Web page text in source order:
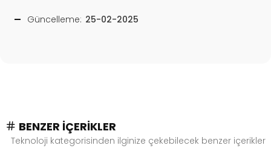
Güncelleme: 25-02-2025
BENZER İÇERIKLER
Teknoloji kategorisinden ilginize çekebilecek benzer içerikler